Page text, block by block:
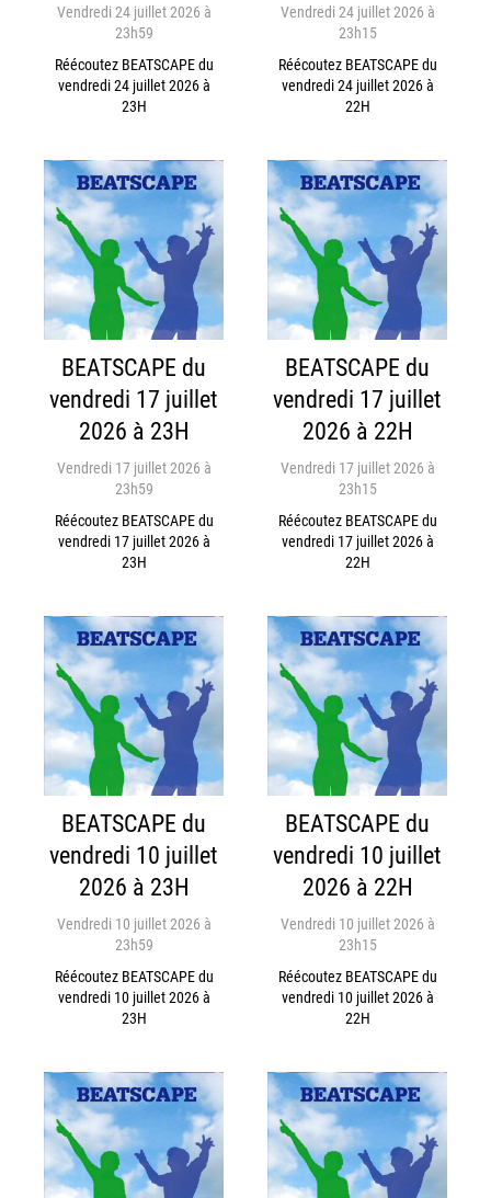
Vendredi 24 juillet 2026 à
23h59
Réécoutez BEATSCAPE du
vendredi 24 juillet 2026 à
23H
Vendredi 24 juillet 2026 à
23h15
Réécoutez BEATSCAPE du
vendredi 24 juillet 2026 à
22H
BEATSCAPE du
vendredi 17 juillet
2026 à 23H
Vendredi 17 juillet 2026 à
23h59
Réécoutez BEATSCAPE du
vendredi 17 juillet 2026 à
23H
BEATSCAPE du
vendredi 17 juillet
2026 à 22H
Vendredi 17 juillet 2026 à
23h15
Réécoutez BEATSCAPE du
vendredi 17 juillet 2026 à
22H
BEATSCAPE du
vendredi 10 juillet
2026 à 23H
Vendredi 10 juillet 2026 à
23h59
Réécoutez BEATSCAPE du
vendredi 10 juillet 2026 à
23H
BEATSCAPE du
vendredi 10 juillet
2026 à 22H
Vendredi 10 juillet 2026 à
23h15
Réécoutez BEATSCAPE du
vendredi 10 juillet 2026 à
22H